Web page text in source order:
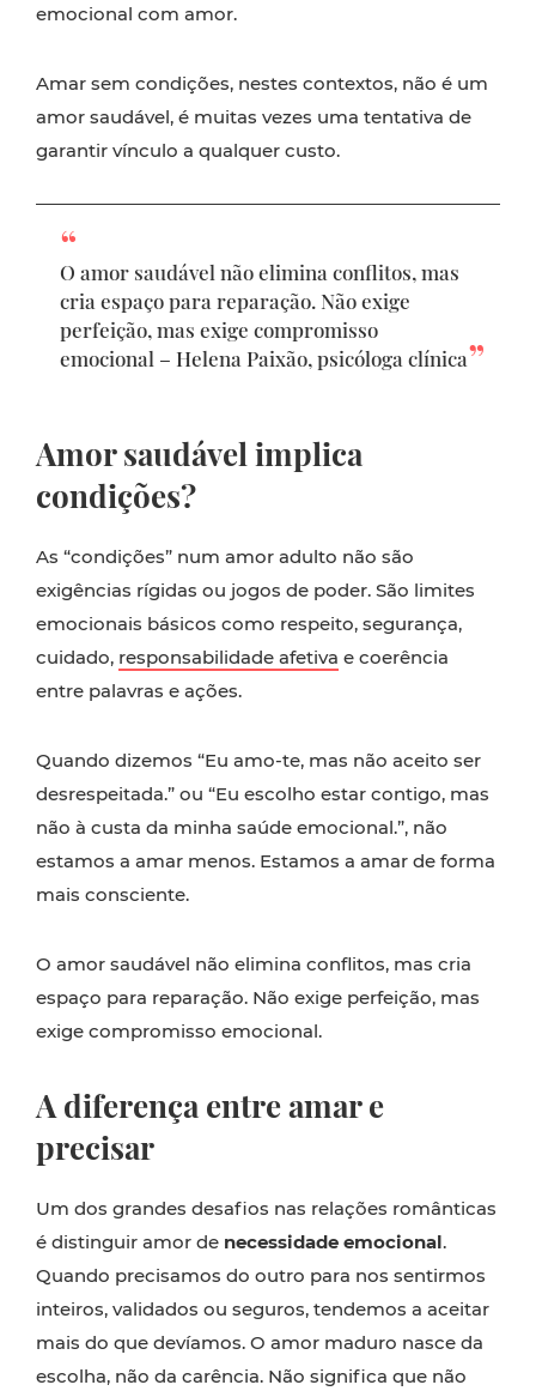
emocional com amor.
Amar sem condições, nestes contextos, não é um
amor saudável, é muitas vezes uma tentativa de
garantir vínculo a qualquer custo.
O amor saudável não elimina conflitos, mas
cria espaço para reparação. Não exige
perfeição, mas exige compromisso
emocional – Helena Paixão, psicóloga clínica
Amor saudável implica
condições?
As “condições” num amor adulto não são
exigências rígidas ou jogos de poder. São limites
emocionais básicos como respeito, segurança,
cuidado, responsabilidade afetiva e coerência
entre palavras e ações.
Quando dizemos “Eu amo-te, mas não aceito ser
desrespeitada.” ou “Eu escolho estar contigo, mas
não à custa da minha saúde emocional.”, não
estamos a amar menos. Estamos a amar de forma
mais consciente.
O amor saudável não elimina conflitos, mas cria
espaço para reparação. Não exige perfeição, mas
exige compromisso emocional.
A diferença entre amar e
precisar
Um dos grandes desafios nas relações românticas
é distinguir amor de necessidade emocional.
Quando precisamos do outro para nos sentirmos
inteiros, validados ou seguros, tendemos a aceitar
mais do que devíamos. O amor maduro nasce da
escolha, não da carência. Não significa que não